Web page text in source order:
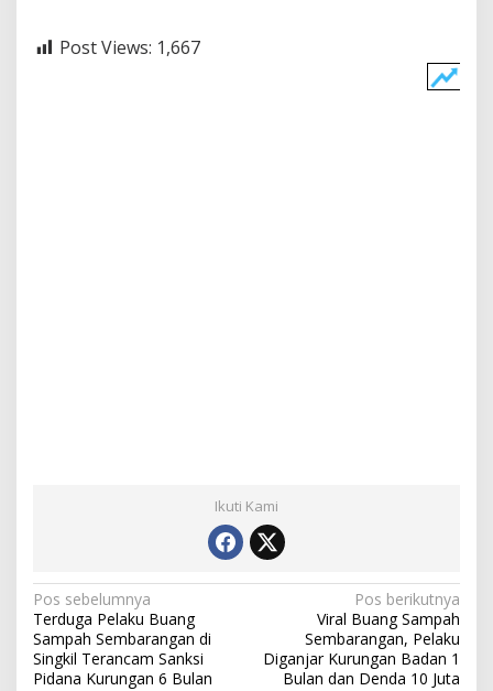
Post Views: 1,667
Ikuti Kami
N
a
v
Pos sebelumnya
Terduga Pelaku Buang
Sampah Sembarangan di
Singkil Terancam Sanksi
Pidana Kurungan 6 Bulan
Pos berikutnya
Viral Buang Sampah
Sembarangan, Pelaku
Diganjar Kurungan Badan 1
Bulan dan Denda 10 Juta